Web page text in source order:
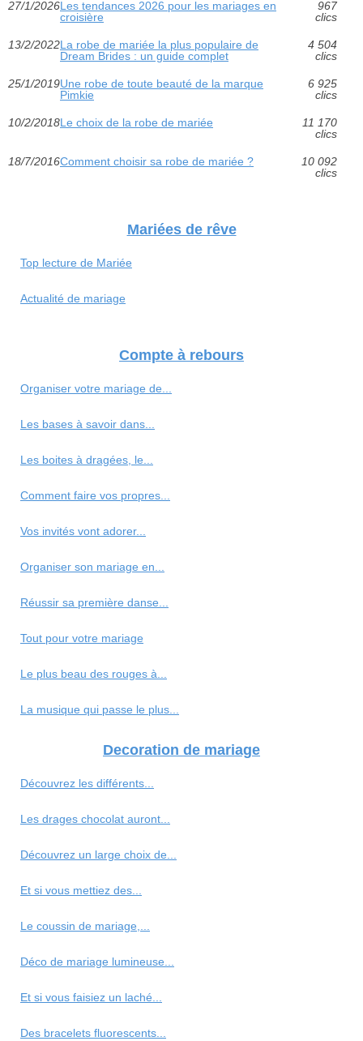
27/1/2026Les tendances 2026 pour les mariages en
croisière
967
clics
13/2/2022La robe de mariée la plus populaire de
Dream Brides : un guide complet
4 504
clics
25/1/2019Une robe de toute beauté de la marque
Pimkie
6 925
clics
10/2/2018Le choix de la robe de mariée
11 170
clics
18/7/2016Comment choisir sa robe de mariée ?
10 092
clics
Mariées de rêve
Top lecture de Mariée
Actualité de mariage
Compte à rebours
Organiser votre mariage de...
Les bases à savoir dans...
Les boites à dragées, le...
Comment faire vos propres...
Vos invités vont adorer...
Organiser son mariage en...
Réussir sa première danse...
Tout pour votre mariage
Le plus beau des rouges à...
La musique qui passe le plus...
Decoration de mariage
Découvrez les différents...
Les drages chocolat auront...
Découvrez un large choix de...
Et si vous mettiez des...
Le coussin de mariage,...
Déco de mariage lumineuse...
Et si vous faisiez un laché...
Des bracelets fluorescents...